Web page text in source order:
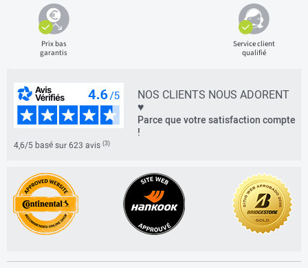
Prix bas
garantis
Service client
qualifié
NOS CLIENTS NOUS ADORENT
♥
Parce que votre satisfaction compte
!
4,6/5 basé sur 623 avis (3)